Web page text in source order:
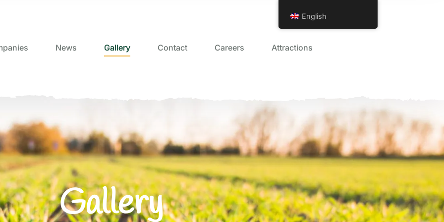
News Gallery Contact Careers Attractions
Gallery
English